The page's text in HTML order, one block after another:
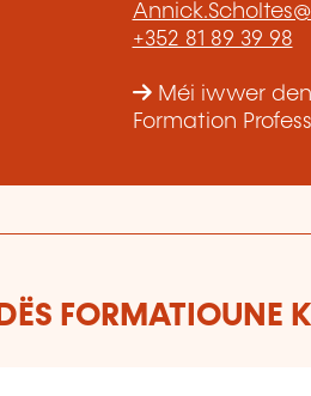
+352 81 89 39 98
Méi iwwer
Formation
DËS FORMATIOUNE